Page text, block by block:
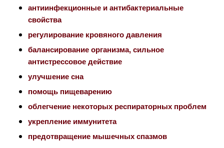
антиинфекционные и антибактериальные
свойства
регулирование кровяного давления
балансирование организма, сильное
антистрессовое действие
улучшение сна
помощь пищеварению
облегчение некоторых респираторных проблем
укрепление иммунитета
предотвращение мышечных спазмов